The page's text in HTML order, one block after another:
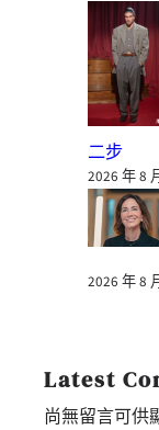
二步
2026 年 8
2026 年 8
Latest
尚無留言可供